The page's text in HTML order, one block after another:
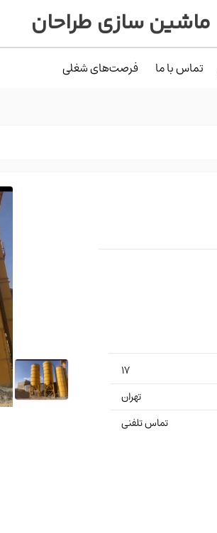
ماشین سازی طراحان
تماس با ما فرصت‌های شغلی
۱۷
تهران
تماس تلفنی